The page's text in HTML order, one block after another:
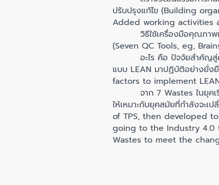
ปรับปรุงแก้ไข (Building
Added working activities
วิธีใช้เครื่องมือคุณภาพเบื้
(Seven QC Tools, eg,
อะไร คือ ปัจจัยสำคัญสู่คว
แบบ LEAN มาปฏิบัติอย่างยั่
factors to implement
จาก 7 Wastes ในยุคเริ่
ให้เหมาะกับยุคสมัยที่กำลังจะ
of TPS, then developed
going to the Industry 4.0
Wastes to meet the